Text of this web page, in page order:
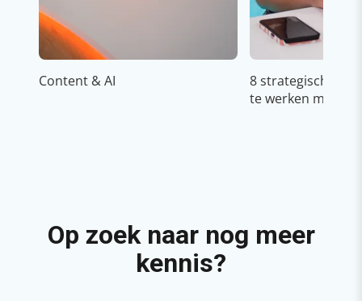
Content & AI
8 strategische
te werken met
Op zoek naar nog meer
kennis?